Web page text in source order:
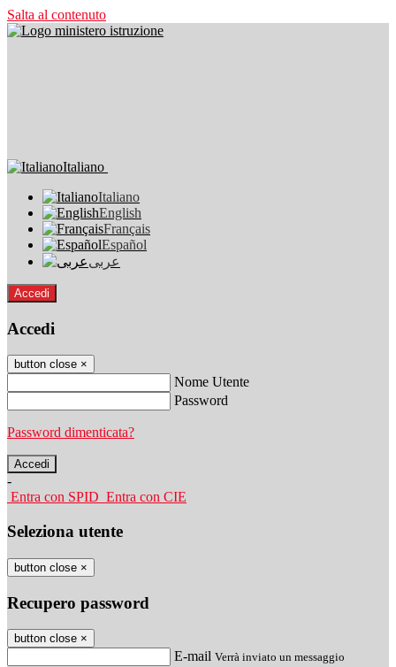
Salta al contenuto
Italiano
Italiano
English
Français
Español
عربى
Accedi
Accedi
button close ×
Nome Utente
Password
Password dimenticata?
-
Entra con SPID Entra con CIE
Seleziona utente
button close ×
Recupero password
button close ×
E-mail Verrà inviato un messaggio